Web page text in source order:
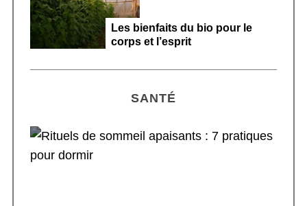
Les bienfaits du bio pour le
corps et l’esprit
SANTÉ